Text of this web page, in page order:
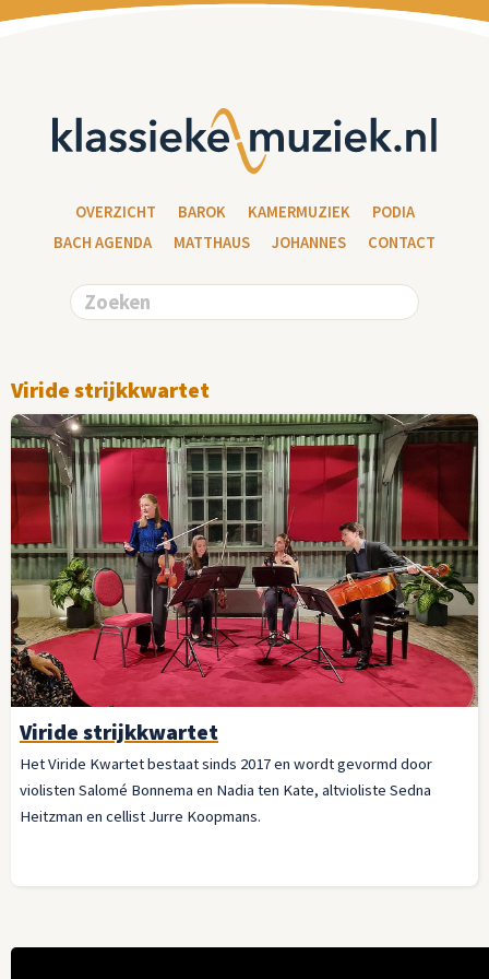
OVERZICHT BAROK KAMERMUZIEK
PODIA
BACH AGENDA
MATTHAUS JOHANNES CONTACT
Viride strijkkwartet
Viride strijkkwartet
Het Viride Kwartet bestaat sinds 2017 en wordt gevormd door
violisten Salomé Bonnema en Nadia ten Kate, altvioliste Sedna
Heitzman en cellist Jurre Koopmans.